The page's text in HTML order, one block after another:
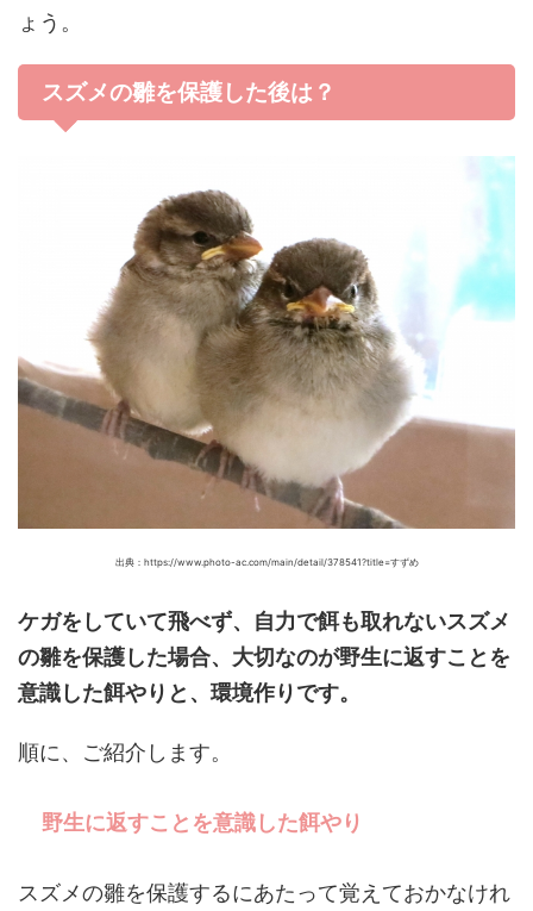
ょう。
スズメの雛を保護した後は？
出典： https://www.photo-ac.com/main/detail/378541?title=すずめ
ケガをしていて飛べず、自力で餌も取れないスズメ
の雛を保護した場合、大切なのが野生に返すことを
意識した餌やりと、環境作りです。
順に、ご紹介します。
野生に返すことを意識した餌やり
スズメの雛を保護するにあたって覚えておかなけれ